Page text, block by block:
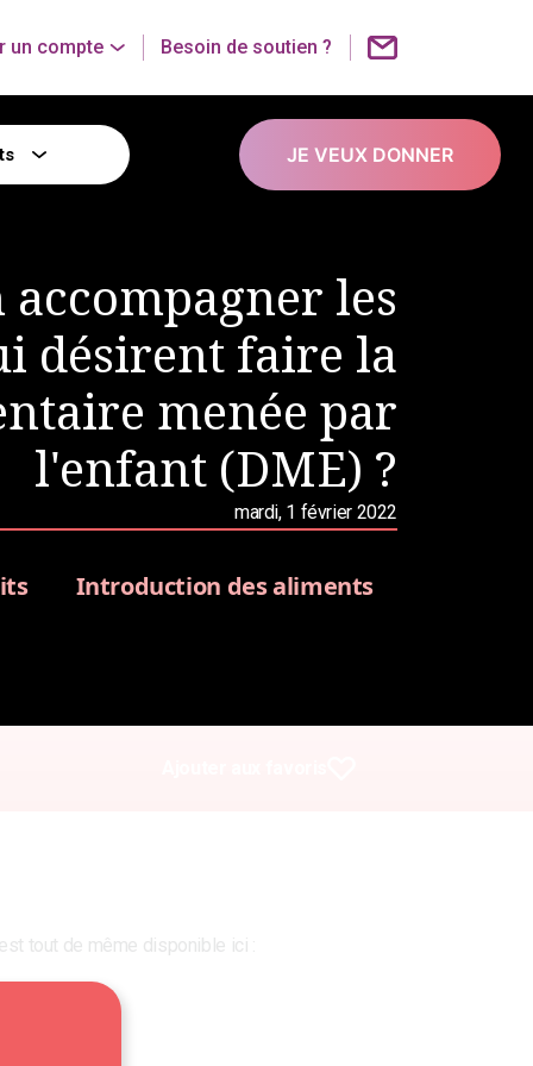
un compte Besoin de soutien ?
JE VEUX DONNER
les
désirent faire la
menée par
l'enfant (DME) ?
mardi, 1 février 2022
Introduction des aliments
tout de même disponible ici :